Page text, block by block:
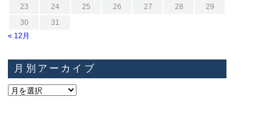
23
24 25 26 27 28
29
30
31
« 12月
月別アーカイブ